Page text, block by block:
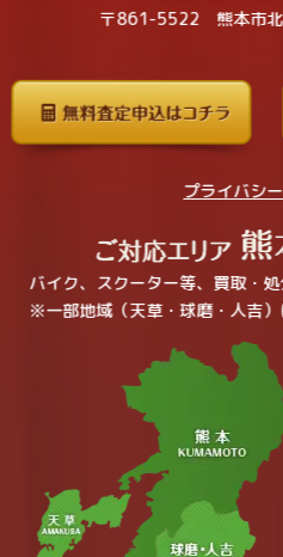
〒861-5522 熊本市
プライバシ
バイク、スクーター等、買取・処
※一部地域（天草・球磨・人吉）